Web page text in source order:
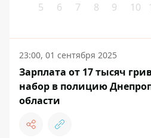
5 6 7 8 9 10
23:00, 01 сентября 2025
Зарплата от 17 тысяч
набор в полицию
области